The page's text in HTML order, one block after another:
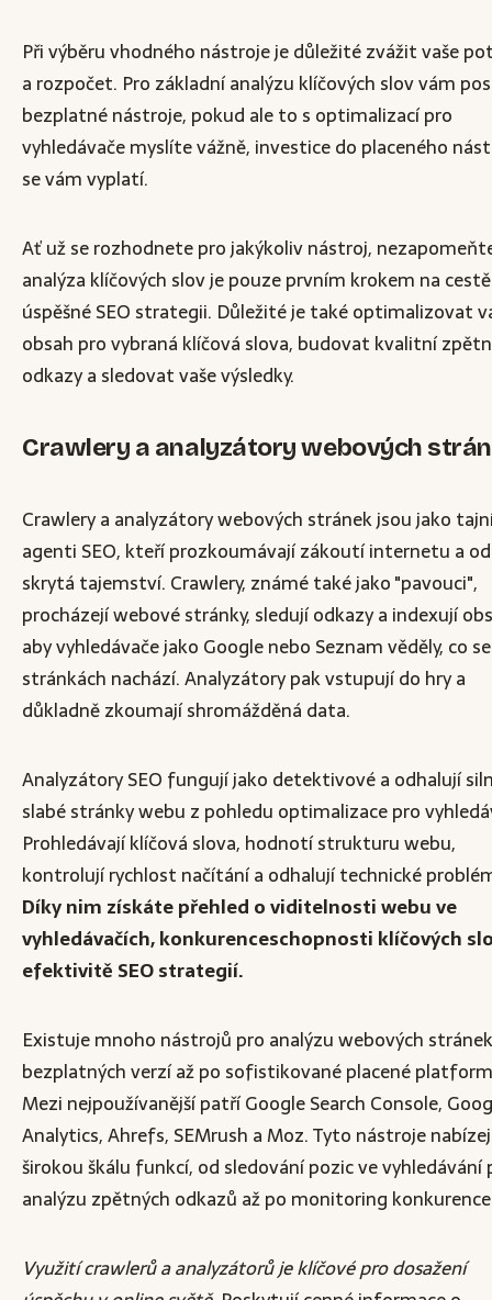
Při výběru vhodného nástroje je důležité zvážit vaše
a rozpočet. Pro základní analýzu klíčových slov vám
bezplatné nástroje, pokud ale to s optimalizací pro
vyhledávače myslíte vážně, investice do placeného
se vám vyplatí.
Ať už se rozhodnete pro jakýkoliv nástroj,
analýza klíčových slov je pouze prvním krokem na
úspěšné SEO strategii. Důležité je také optimalizovat
obsah pro vybraná klíčová slova, budovat kvalitní
odkazy a sledovat vaše výsledky.
Crawlery a analyzátory webových
Crawlery a analyzátory webových stránek jsou jako
agenti SEO, kteří prozkoumávají zákoutí internetu a
skrytá tajemství. Crawlery, známé také jako "pavouci",
procházejí webové stránky, sledují odkazy a indexují
aby vyhledávače jako Google nebo Seznam věděly, co
stránkách nachází. Analyzátory pak vstupují do hry a
důkladně zkoumají shromážděná data.
Analyzátory SEO fungují jako detektivové a odhalují
slabé stránky webu z pohledu optimalizace pro
Prohledávají klíčová slova, hodnotí strukturu webu,
kontrolují rychlost načítání a odhalují technické
Díky nim získáte přehled o viditelnosti webu ve
vyhledávačích, konkurenceschopnosti klíčových
efektivitě SEO strategií.
Existuje mnoho nástrojů pro analýzu webových
bezplatných verzí až po sofistikované placené
Mezi nejpoužívanější patří Google Search Console,
Analytics, Ahrefs, SEMrush a Moz. Tyto nástroje
širokou škálu funkcí, od sledování pozic ve vyhledávání
analýzu zpětných odkazů až po monitoring
Využití crawlerů a analyzátorů je klíčové pro dosažení